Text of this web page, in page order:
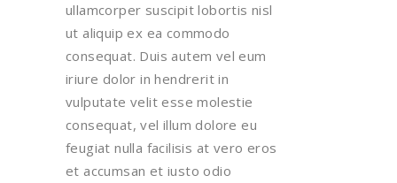
ullamcorper suscipit lobortis nisl
ut aliquip ex ea commodo
consequat. Duis autem vel eum
iriure dolor in hendrerit in
vulputate velit esse molestie
consequat, vel illum dolore eu
feugiat nulla facilisis at vero eros
et accumsan et iusto odio